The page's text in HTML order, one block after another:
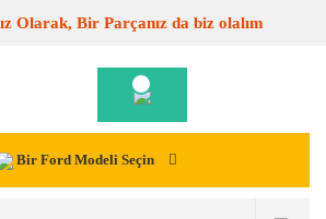
Olarak, Bir Parçanız da biz olalım
Bir Ford Modeli Seçin